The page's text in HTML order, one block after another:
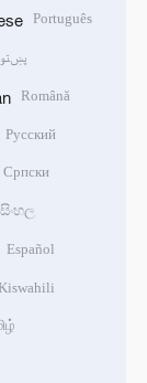
Português
پښتو
Română
Русский
Српски
සිංහල
Español